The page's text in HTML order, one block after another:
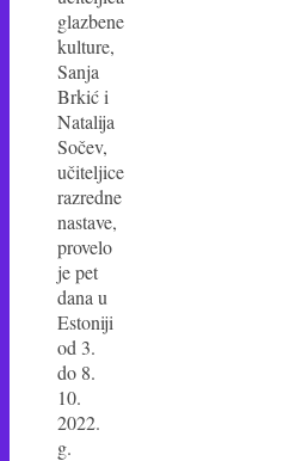
glazbene
kulture,
Sanja
Brkić i
Natalija
Sočev,
učiteljice
razredne
nastave,
provelo
je pet
dana u
Estoniji
od 3.
do 8.
10.
2022.
g.